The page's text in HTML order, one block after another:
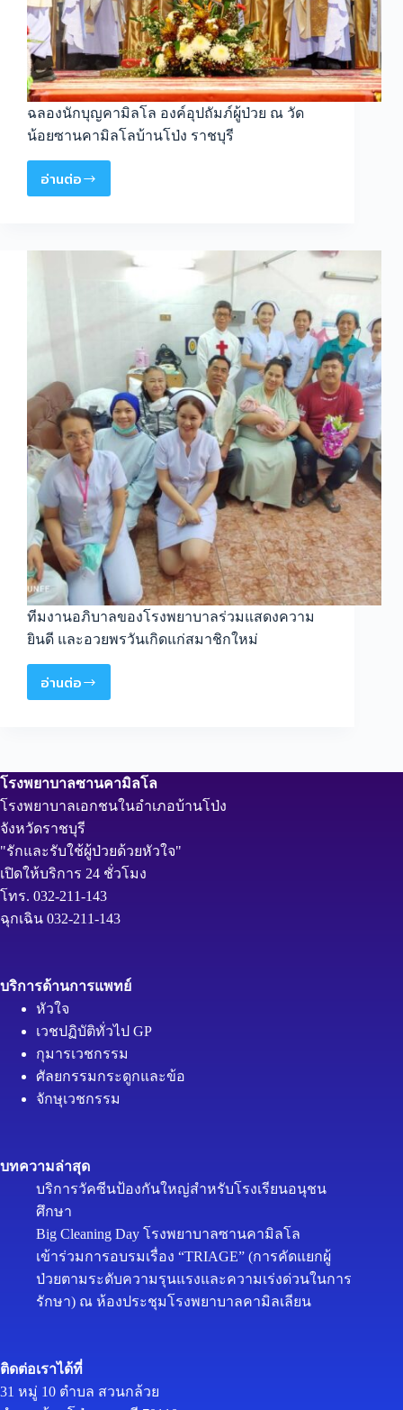
ฉลองนักบุญคามิลโล องค์อุปถัมภ์ผู้ป่วย ณ วัด
น้อยซานคามิลโลบ้านโป่ง ราชบุรี
อ่านต่อ
ทีมงานอภิบาลของโรงพยาบาลร่วมแสดงความ
ยินดี และอวยพรวันเกิดแก่สมาชิกใหม่
อ่านต่อ
โรงพยาบาลซานคามิลโล
โรงพยาบาลเอกชนในอำเภอบ้านโป่ง
จังหวัดราชบุรี
"รักและรับใช้ผู้ป่วยด้วยหัวใจ"
เปิดให้บริการ 24 ชั่วโมง
โทร. 032-211-143
ฉุกเฉิน 032-211-143
บริการด้านการแพทย์
หัวใจ
เวชปฏิบัติทั่วไป GP
กุมารเวชกรรม
ศัลยกรรมกระดูกและข้อ
จักษุเวชกรรม
บทความล่าสุด
บริการวัคซีนป้องกันใหญ่สำหรับโรงเรียนอนุชน
ศึกษา
Big Cleaning Day โรงพยาบาลซานคามิลโล
เข้าร่วมการอบรมเรื่อง “TRIAGE” (การคัดแยกผู้
ป่วยตามระดับความรุนแรงและความเร่งด่วนในการ
รักษา) ณ ห้องประชุมโรงพยาบาลคามิลเลียน
ติดต่อเราได้ที่
31 หมู่ 10 ตำบล สวนกล้วย